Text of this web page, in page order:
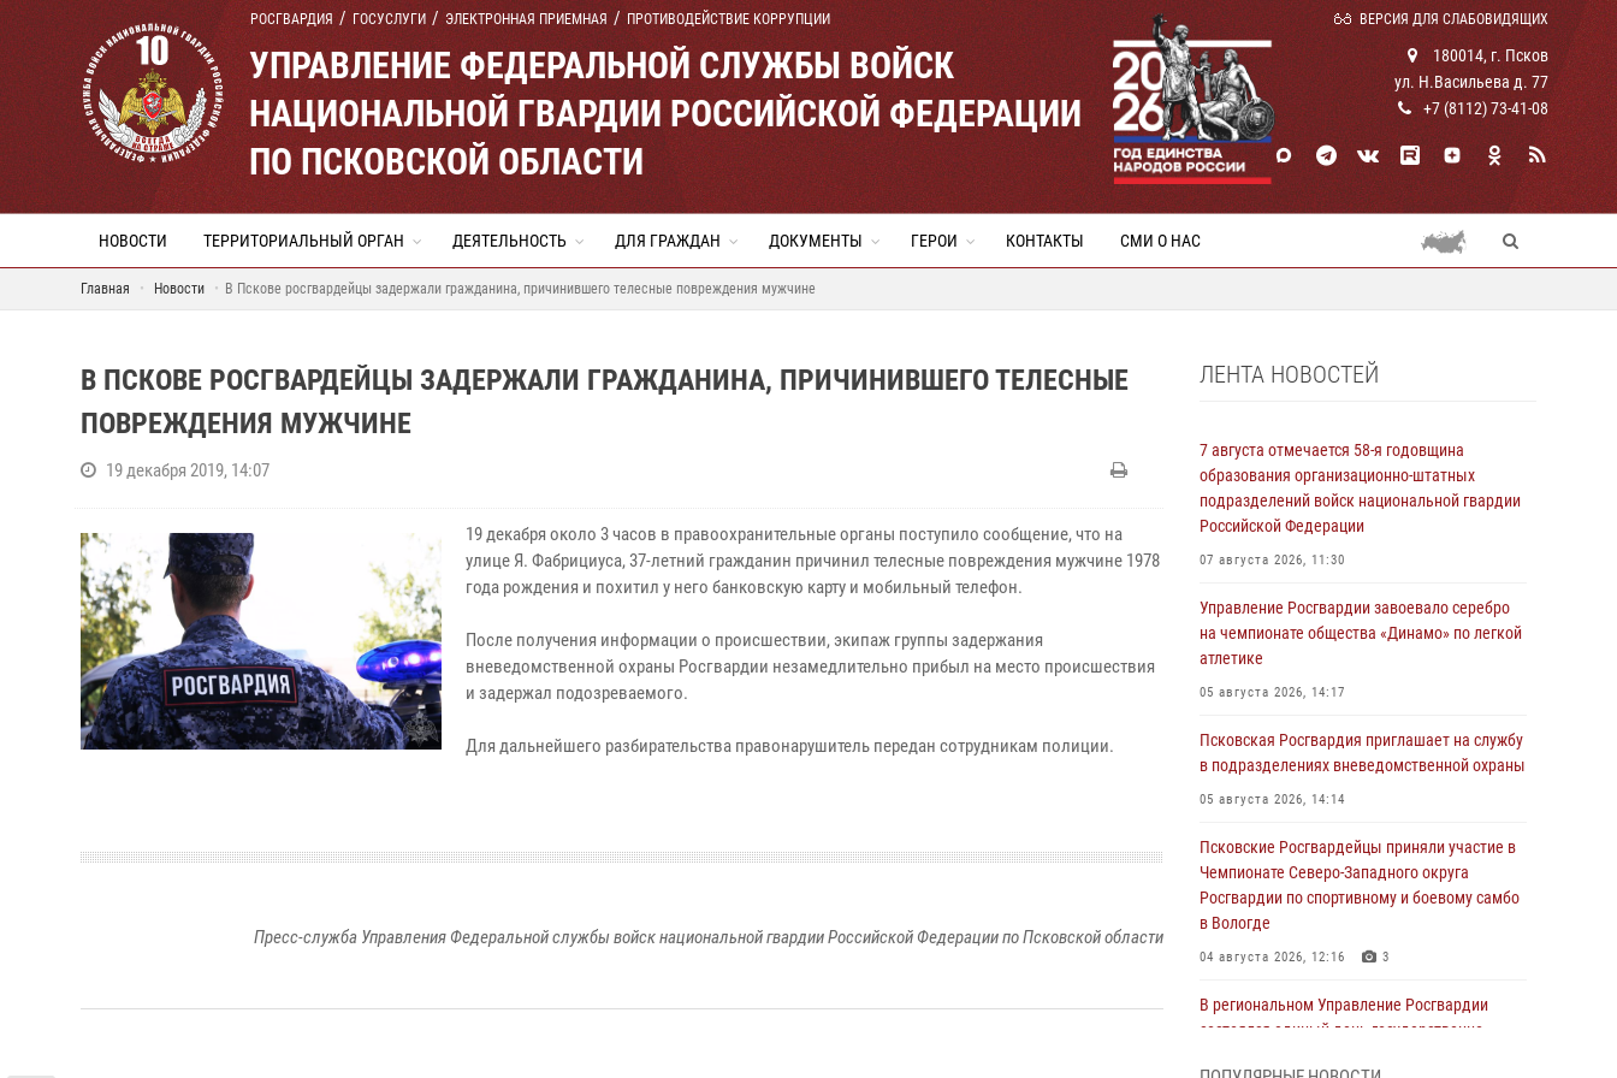
РОСГВАРДИЯ ГОСУСЛУГИ ЭЛЕКТРОННАЯ ПРИЕМНАЯ ПРОТИВОДЕЙСТВИЕ КОРРУПЦИИ ВЕРСИЯ ДЛЯ СЛАБОВИДЯЩИХ
УПРАВЛЕНИЕ ФЕДЕРАЛЬНОЙ СЛУЖБЫ ВОЙСК
НАЦИОНАЛЬНОЙ ГВАРДИИ РОССИЙСКОЙ ФЕДЕРАЦИИ
ПО ПСКОВСКОЙ ОБЛАСТИ
180014, г. Псков
ул. Н.Васильева д. 77
+7 (8112) 73-41-08
НОВОСТИ ТЕРРИТОРИАЛЬНЫЙ ОРГАН ДЕЯТЕЛЬНОСТЬ ДЛЯ ГРАЖДАН ДОКУМЕНТЫ ГЕРОИ КОНТАКТЫ СМИ О НАС
Главная Новости В Пскове росгвардейцы задержали гражданина, причинившего телесные повреждения мужчине
В ПСКОВЕ РОСГВАРДЕЙЦЫ ЗАДЕРЖАЛИ ГРАЖДАНИНА, ПРИЧИНИВШЕГО ТЕЛЕСНЫЕ
ПОВРЕЖДЕНИЯ МУЖЧИНЕ
19 декабря 2019, 14:07
19 декабря около 3 часов в правоохранительные органы поступило сообщение, что на
улице Я. Фабрициуса, 37-летний гражданин причинил телесные повреждения мужчине 1978
года рождения и похитил у него банковскую карту и мобильный телефон.
После получения информации о происшествии, экипаж группы задержания
вневедомственной охраны Росгвардии незамедлительно прибыл на место происшествия
и задержал подозреваемого.
Для дальнейшего разбирательства правонарушитель передан сотрудникам полиции.
Пресс-служба Управления Федеральной службы войск национальной гвардии Российской Федерации по Псковской области
ЛЕНТА НОВОСТЕЙ
7 августа отмечается 58-я годовщина
образования организационно-штатных
подразделений войск национальной гвардии
Российской Федерации
07 августа 2026, 11:30
Управление Росгвардии завоевало серебро
на чемпионате общества «Динамо» по легкой
атлетике
05 августа 2026, 14:17
Псковская Росгвардия приглашает на службу
в подразделениях вневедомственной охраны
05 августа 2026, 14:14
Псковские Росгвардейцы приняли участие в
Чемпионате Северо-Западного округа
Росгвардии по спортивному и боевому самбо
в Вологде
04 августа 2026, 12:16 3
В региональном Управление Росгвардии
состоялся единый день государственно-